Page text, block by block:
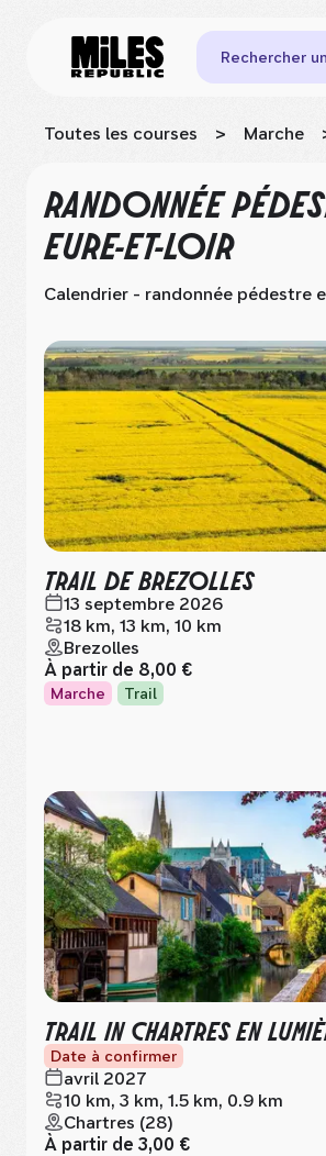
Toutes les courses > Marche
RANDONNÉE
EURE-ET-LOIR
Calendrier - randonnée pédestre
TRAIL DE BREZOLLES
13 septembre 2026
18 km, 13 km, 10 km
Brezolles
À partir de 8,00 €
Marche Trail
TRAIL IN CHARTRES EN
Date à confirmer
avril 2027
10 km, 3 km, 1.5 km, 0.9 km
Chartres (28)
À partir de 3,00 €